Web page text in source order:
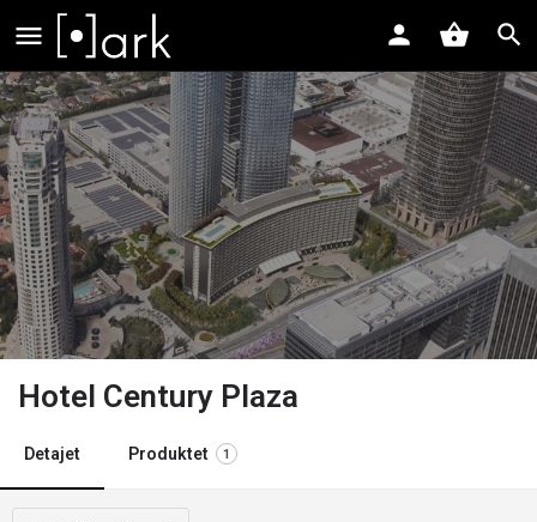
Hotel Century Plaza
Detajet Produktet 1